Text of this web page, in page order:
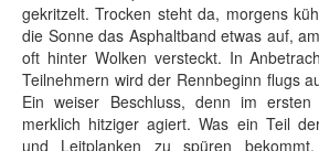
gekritzelt. Trocken steht da, morgens
die Sonne das Asphaltband etwas auf,
oft hinter Wolken versteckt. In
Teilnehmern wird der Rennbeginn flugs
Ein weiser Beschluss, denn im
merklich hitziger agiert. Was ein Teil
und Leitplanken zu spüren